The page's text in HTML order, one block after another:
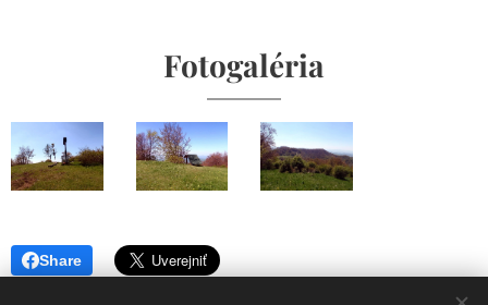
Fotogaléria
Share